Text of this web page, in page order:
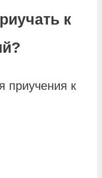
к
приучения к